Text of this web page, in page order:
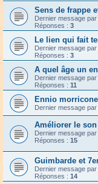
Sens de frappe
Dernier message par
Réponses : 3
Le lien qui fait
Dernier message par
Réponses : 3
A quel âge un
Dernier message par
Réponses : 11
Ennio
Dernier message par
Améliorer le
Dernier message par
Réponses : 15
Guimbarde et
Dernier message par
Réponses : 14